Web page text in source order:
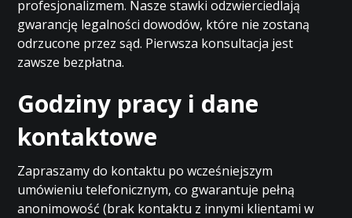
profesjonalizmem. Nasze stawki odzwierciedlają
gwarancję legalności dowodów, które nie zostaną
odrzucone przez sąd. Pierwsza konsultacja jest
zawsze bezpłatna.
Godziny pracy i dane
kontaktowe
Zapraszamy do kontaktu po wcześniejszym
umówieniu telefonicznym, co gwarantuje pełną
anonimowość (brak kontaktu z innymi klientami w